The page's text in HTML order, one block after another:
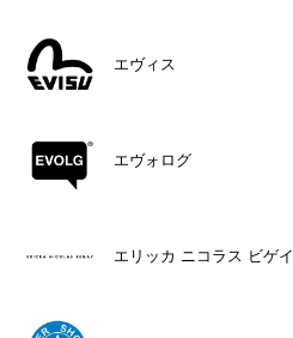
エヴィス
エヴォログ
エリッカ ニコラス ビゲイ